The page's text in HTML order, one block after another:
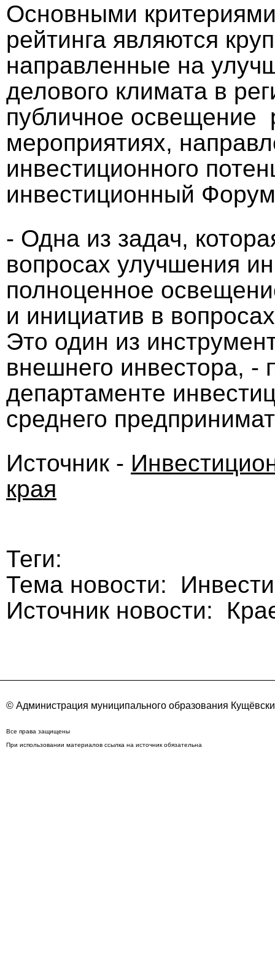
Основными
рейтинга являются
направленные на
делового климата в
публичное освещение
мероприятиях,
инвестиционного
инвестиционный
- Одна из задач,
вопросах улучшения
полноценное
и инициатив в
Это один из
внешнего инвестора, -
департаменте
среднего
Источник -
края
Теги:
Тема новости:
Источник новости:
© Администрация муниципального образования
Все права защищены
При использовании материалов ссылка на источник обязательна